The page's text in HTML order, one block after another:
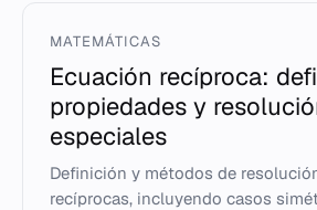
MATEMÁTICAS
Ecuación recíproca:
propiedades y
especiales
Definición y métodos de
recíprocas, incluyendo casos